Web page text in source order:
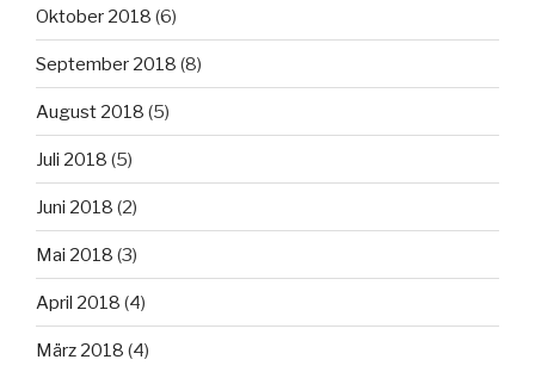
Oktober 2018 (6)
September 2018 (8)
August 2018 (5)
Juli 2018 (5)
Juni 2018 (2)
Mai 2018 (3)
April 2018 (4)
März 2018 (4)